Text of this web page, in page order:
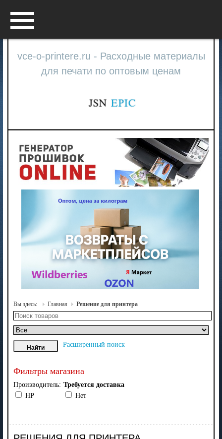
vce-o-printere.ru - Расходные материалы
для печати по оптовым ценам
Вы здесь: Главная Решение для принтера
Расширенный поиск
Фильтры магазина
Производитель:
HP
Требуется доставка
Нет